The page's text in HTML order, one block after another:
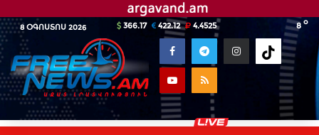
8 ՕԳՈՍՏՈՍ 2026 8 o
366.17 422.12 4.4525